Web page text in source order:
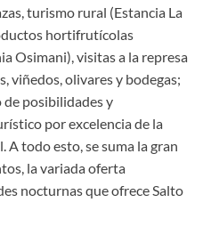
turismo rural (Estancia La
hortifrutícolas
Osimani), visitas a la represa
viñedos, olivares y bodegas;
posibilidades y
por excelencia de la
A todo esto, se suma la gran
la variada oferta
nocturnas que ofrece Salto